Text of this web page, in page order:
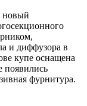
новый
и диффузора в
купе оснащена
появились
фурнитура.